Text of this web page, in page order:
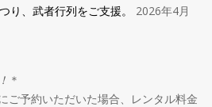
り、武者行列をご支援。
2026年4月
＊
ご予約いただいた場合、レンタル料金